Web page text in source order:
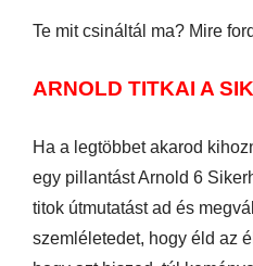
Te mit csináltál ma? Mire
ARNOLD TITKAI A
Ha a legtöbbet akarod
egy pillantást Arnold 6
titok útmutatást ad és
szemléletedet, hogy éld az